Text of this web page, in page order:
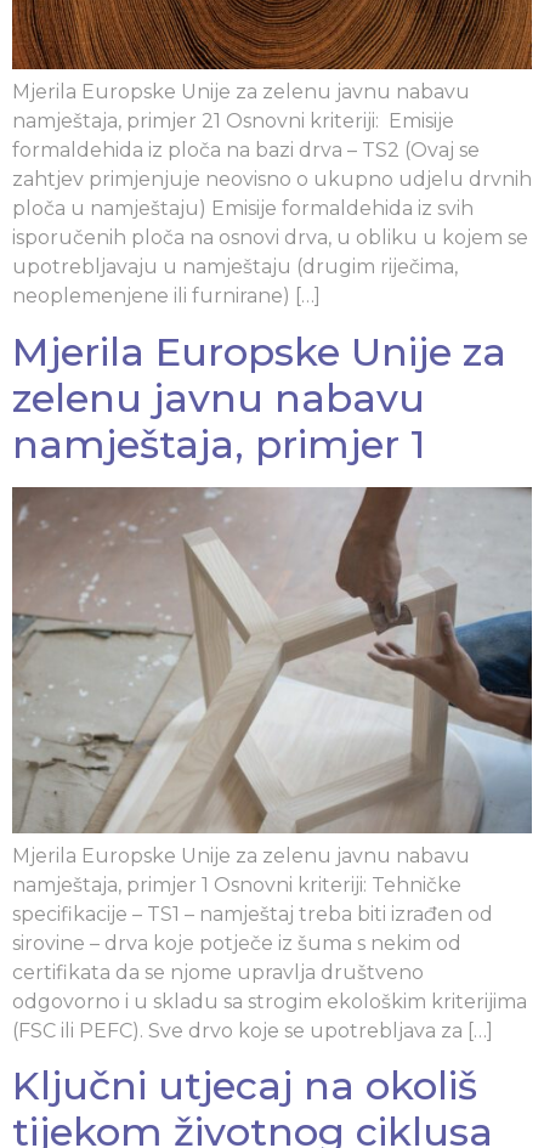
Mjerila Europske Unije za zelenu javnu nabavu
namještaja, primjer 21 Osnovni kriteriji: Emisije
formaldehida iz ploča na bazi drva – TS2 (Ovaj se
zahtjev primjenjuje neovisno o ukupno udjelu drvnih
ploča u namještaju) Emisije formaldehida iz svih
isporučenih ploča na osnovi drva, u obliku u kojem se
upotrebljavaju u namještaju (drugim riječima,
neoplemenjene ili furnirane) […]
Mjerila Europske Unije za
zelenu javnu nabavu
namještaja, primjer 1
Mjerila Europske Unije za zelenu javnu nabavu
namještaja, primjer 1 Osnovni kriteriji: Tehničke
specifikacije – TS1 – namještaj treba biti izrađen od
sirovine – drva koje potječe iz šuma s nekim od
certifikata da se njome upravlja društveno
odgovorno i u skladu sa strogim ekološkim kriterijima
(FSC ili PEFC). Sve drvo koje se upotrebljava za […]
Ključni utjecaj na okoliš
tijekom životnog ciklusa